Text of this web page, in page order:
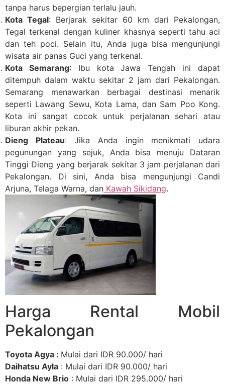
tanpa harus bepergian terlalu jauh.
Kota Tegal: Berjarak sekitar 60 km dari Pekalongan,
Tegal terkenal dengan kuliner khasnya seperti tahu aci
dan teh poci. Selain itu, Anda juga bisa mengunjungi
wisata air panas Guci yang terkenal.
Kota Semarang: Ibu kota Jawa Tengah ini dapat
ditempuh dalam waktu sekitar 2 jam dari Pekalongan.
Semarang menawarkan berbagai destinasi menarik
seperti Lawang Sewu, Kota Lama, dan Sam Poo Kong.
Kota ini sangat cocok untuk perjalanan sehari atau
liburan akhir pekan.
Dieng Plateau: Jika Anda ingin menikmati udara
pegunungan yang sejuk, Anda bisa menuju Dataran
Tinggi Dieng yang berjarak sekitar 3 jam perjalanan dari
Pekalongan. Di sini, Anda bisa mengunjungi Candi
Arjuna, Telaga Warna, dan Kawah Sikidang.
Harga Rental Mobil
Pekalongan
Toyota Agya : Mulai dari IDR 90.000/ hari
Daihatsu Ayla : Mulai dari IDR 90.000/ hari
Honda New Brio : Mulai dari IDR 295.000/ hari